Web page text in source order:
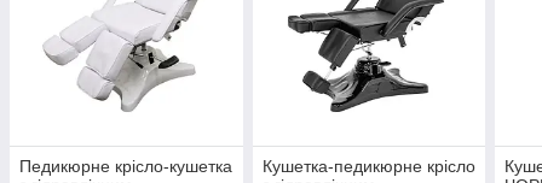
Педикюрне крісло-кушетка
Кушетка-педикюрне крісло